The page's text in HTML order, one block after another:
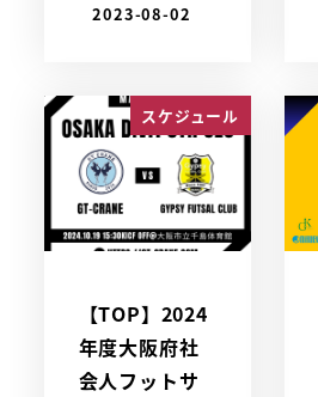
2023-08-02
スケジュール
【TOP】2024
年度大阪府社
会人フットサ